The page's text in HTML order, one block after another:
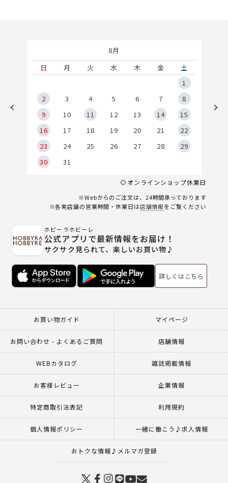
8月
日
月 火 水 木 金
土
1
2
3 4 5 6 7
8
9
10 11 12 13 14
15
16
17 18 19 20 21
22
23
24 25 26 27 28
29
30
31
オンラインショップ休業日
※Webからのご注文は、24時間承っております
※各実店舗の営業時間・休業日は店舗情報をご覧ください
ホビーラホビーレ
公式アプリで最新情報をお届け！
サクサク見られて、楽しいお買い物♪
詳しくはこちら
お買い物ガイド マイページ
お問い合わせ - よくあるご質問 店舗情報
WEBカタログ 雑誌掲載情報
お客様レビュー 企業情報
特定商取引法表記 利用規約
個人情報ポリシー 一緒に働こう♪求人情報
おトクな情報♪メルマガ登録